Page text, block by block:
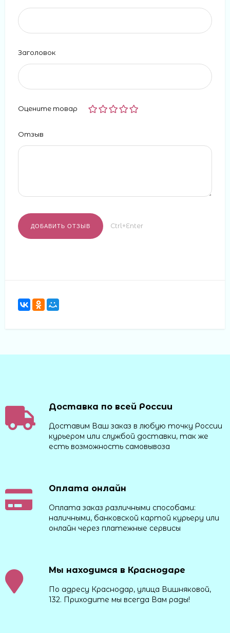
Заголовок
Оцените товар
Отзыв
Ctrl+Enter
Доставка по всей России
Доставим Ваш заказ в любую точку России
курьером или службой доставки, так же
есть возможность самовывоза
Оплата онлайн
Оплата заказ различными способами:
наличными, банковской картой курьеру или
онлайн через платежные сервисы
Мы находимся в Краснодаре
По адресу Краснодар, улица Вишняковой,
132. Приходите мы всегда Вам рады!